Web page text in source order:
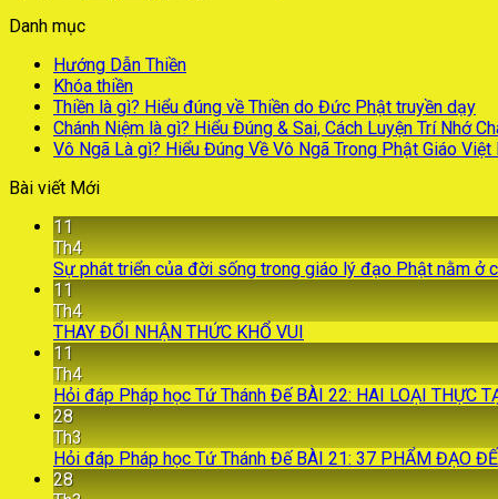
Danh mục
Hướng Dẫn Thiền
Khóa thiền
Thiền là gì? Hiểu đúng về Thiền do Đức Phật truyền dạy
Chánh Niệm là gì? Hiểu Đúng & Sai, Cách Luyện Trí Nhớ
Vô Ngã Là gì? Hiểu Đúng Về Vô Ngã Trong Phật Giáo Việt
Bài viết Mới
11
Th4
Sự phát triển của đời sống trong giáo lý đạo Phật nằm ở
11
Th4
THAY ĐỔI NHẬN THỨC KHỔ VUI
11
Th4
Hỏi đáp Pháp học Tứ Thánh Đế BÀI 22: HAI LOẠI THỰC
28
Th3
Hỏi đáp Pháp học Tứ Thánh Đế BÀI 21: 37 PHẨM ĐẠO ĐẾ
28